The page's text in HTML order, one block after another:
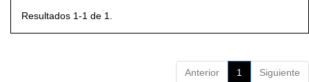
Resultados 1-1 de 1.
Anterior 1 Siguiente